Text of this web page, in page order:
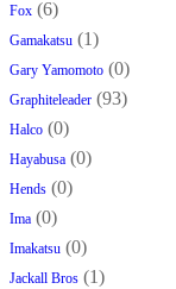
Fox (6)
Gamakatsu (1)
Gary Yamomoto (0)
Graphiteleader (93)
Halco (0)
Hayabusa (0)
Hends (0)
Ima (0)
Imakatsu (0)
Jackall Bros (1)